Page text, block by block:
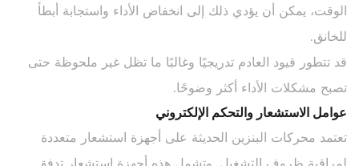
الوقت، يمكن أن يؤدي ذلك إلى انخفاض الأداء واستجابة أبطأ
للخانق.
قد تتطور قيود العادم تدريجيًا وغالبًا ما تظل غير ملحوظة حتى
تصبح مشكلات الأداء أكثر وضوحًا.
عوامل الاستشعار والتحكم الإلكتروني
تعتمد محركات البنزين الحديثة على أجهزة استشعار متعددة